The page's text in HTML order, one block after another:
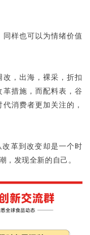
样也可以为情绪价值
，出海，裸采，折扣
措施，而配料表，谷
消费者更加关注的，
革到改变却是一个时
，发现全新的自己。